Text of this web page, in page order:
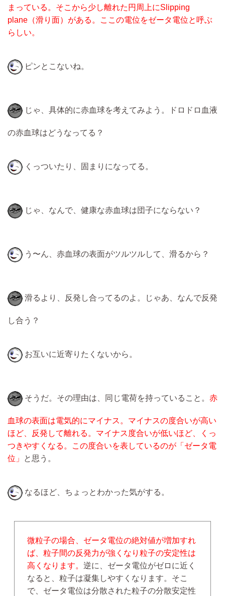
まっている。そこから少し離れた円周上にSlipping
plane（滑り面）がある。ここの電位をゼータ電位と呼ぶ
らしい。
ピンとこないね。
じゃ、具体的に赤血球を考えてみよう。ドロドロ血液
の赤血球はどうなってる？
くっついたり、固まりになってる。
じゃ、なんで、健康な赤血球は団子にならない？
う〜ん、赤血球の表面がツルツルして、滑るから？
滑るより、反発し合ってるのよ。じゃあ、なんで反発
し合う？
お互いに近寄りたくないから。
そうだ。その理由は、同じ電荷を持っていること。 赤
血球の表面は電気的にマイナス。マイナスの度合いが高い
ほど、反発して離れる。マイナス度合いが低いほど、くっ
つきやすくなる。この度合いを表しているのが「ゼータ電
位」
と思う。
なるほど、ちょっとわかった気がする。
微粒子の場合、ゼータ電位の絶対値が増加すれ
ば、粒子間の反発力が強くなり粒子の安定性は
高くなります。 逆に、ゼータ電位がゼロに近く
なると、粒子は凝集しやすくなります。そこ
で、ゼータ電位は分散された粒子の分散安定性